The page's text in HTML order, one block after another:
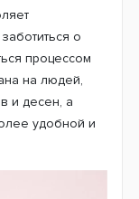
о
процессом
на людей,
и десен, а
удобной и